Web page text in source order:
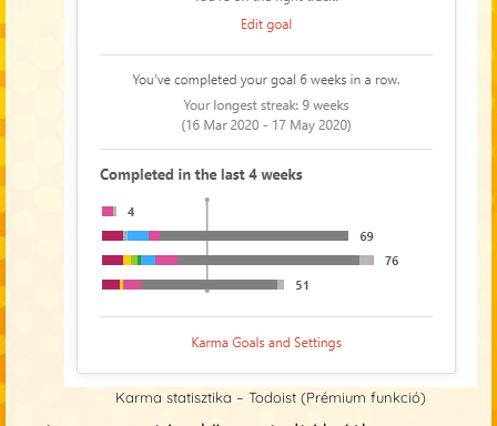
Karma statisztika – Todoist (Prémium funkció)